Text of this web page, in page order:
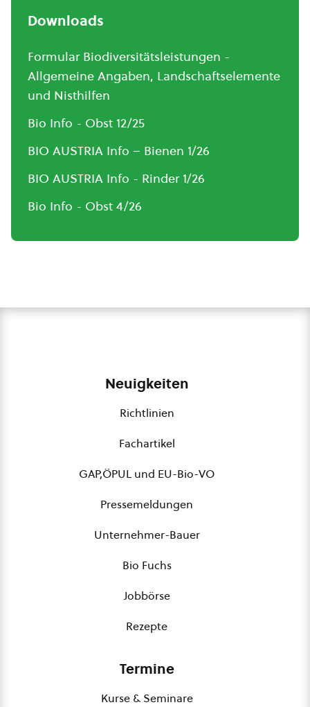
Downloads
Formular Biodiversitätsleistungen -
Allgemeine Angaben, Landschaftselemente
und Nisthilfen
Bio Info - Obst 12/25
BIO AUSTRIA Info – Bienen 1/26
BIO AUSTRIA Info - Rinder 1/26
Bio Info - Obst 4/26
Neuigkeiten
Richtlinien
Fachartikel
GAP,ÖPUL und EU-Bio-VO
Pressemeldungen
Unternehmer-Bauer
Bio Fuchs
Jobbörse
Rezepte
Termine
Kurse & Seminare